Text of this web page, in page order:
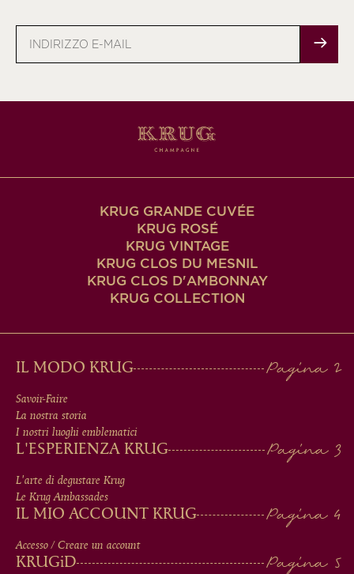
KRUG GRANDE CUVÉE
KRUG ROSÉ
KRUG VINTAGE
KRUG CLOS DU MESNIL
KRUG CLOS D'AMBONNAY
KRUG COLLECTION
MAIN
MEN
IN
FOOTER
IL MODO KRUG
Savoir-Faire
La nostra storia
I nostri luoghi emblematici
L'ESPERIENZA KRUG
L'arte di degustare Krug
Le Krug Ambassades
IL MIO ACCOUNT KRUG
Accesso / Creare un account
KRUGiD